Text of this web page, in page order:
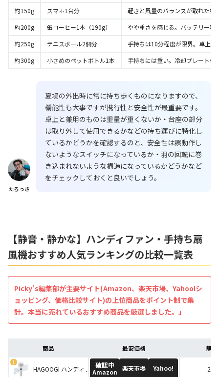
約150g
スマホ1台分
軽さと風量のバランスが取れた標
約200g
缶コーヒー1本（190g）
やや重さを感じる。バッテリー容
約250g
テニスボール2個分
手持ちは10分程度が限界。卓上
約300g
小さめのペットボトル1本 手持ちには重い。冷却プレート付
たろっさ
夏場の外出時に常に持ち歩くものになりますので、
機能性も大事ですが携行性と安全性が最重要です。
卓上と兼用のものは重量が重くないか・台座の部分
は取り外して使用できるかなどの持ち運びに特化し
ているかどうかを確認するのと、安全性は誤動作し
ないようなスイッチになっているか・羽の回転に巻
き込まれないような構造になっているかどうかなど
をチェックしておくと良いでしょう。
【静音・静かな】ハンディファン・手持ち扇
風機おすすめ人気ランキングの比較一覧表
Picky’s編集部が主要サイト(Amazon、楽天市場、Yahoo!シ
ョッピング、価格比較サイト)の上位商品をポイント制で集
計。本当に売れているおすすめ商品を厳選しました。」
商品 最安価格 静
HAGOOGI ハンディファン クリアデザイン
確認中
Amazon 楽天市場 Yahoo! 20